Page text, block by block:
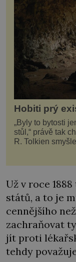
Hobiti prý
„Byly to bytosti
stůl,“ právě tak
R. Tolkien smyšlenou
říká, následně
Už v roce
států, a to je
cennějšího
zachraňovat
jít proti
tehdy